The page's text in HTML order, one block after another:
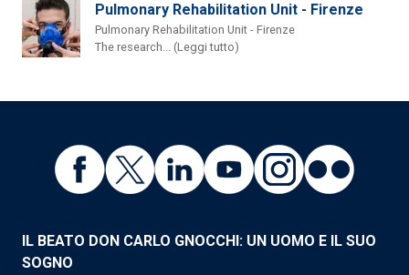
Pulmonary Rehabilitation Unit - Firenze
Pulmonary Rehabilitation Unit - Firenze
The research... (Leggi tutto)
IL BEATO DON CARLO GNOCCHI: UN UOMO E IL SUO
SOGNO